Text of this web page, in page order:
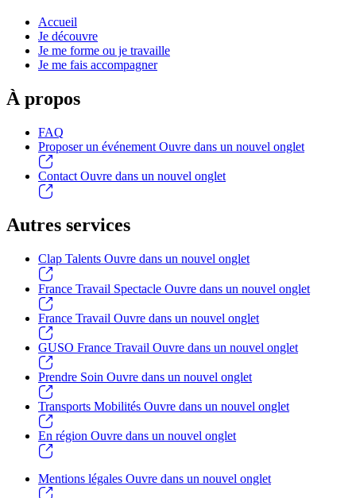
Accueil
Je découvre
Je me forme ou je travaille
Je me fais accompagner
À propos
FAQ
Proposer un événement Ouvre dans un nouvel onglet
Contact Ouvre dans un nouvel onglet
Autres services
Clap Talents Ouvre dans un nouvel onglet
France Travail Spectacle Ouvre dans un nouvel onglet
France Travail Ouvre dans un nouvel onglet
GUSO France Travail Ouvre dans un nouvel onglet
Prendre Soin Ouvre dans un nouvel onglet
Transports Mobilités Ouvre dans un nouvel onglet
En région Ouvre dans un nouvel onglet
Mentions légales Ouvre dans un nouvel onglet